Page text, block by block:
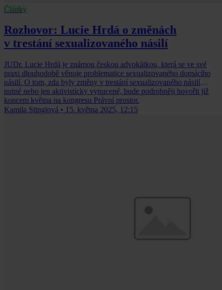
Články
Rozhovor: Lucie Hrdá o změnách
v trestání sexualizovaného násilí
JUDr. Lucie Hrdá je známou českou advokátkou, která se ve své
praxi dlouhodobě věnuje problematice sexualizovaného domácího
násilí. O tom, zda byly změny v trestání sexualizovaného násilí
nutné nebo jen aktivisticky vynucené, bude podrobněji hovořit již
koncem května na kongresu Právní prostor.
Kamila Stinglová • 15. května 2025, 12:15